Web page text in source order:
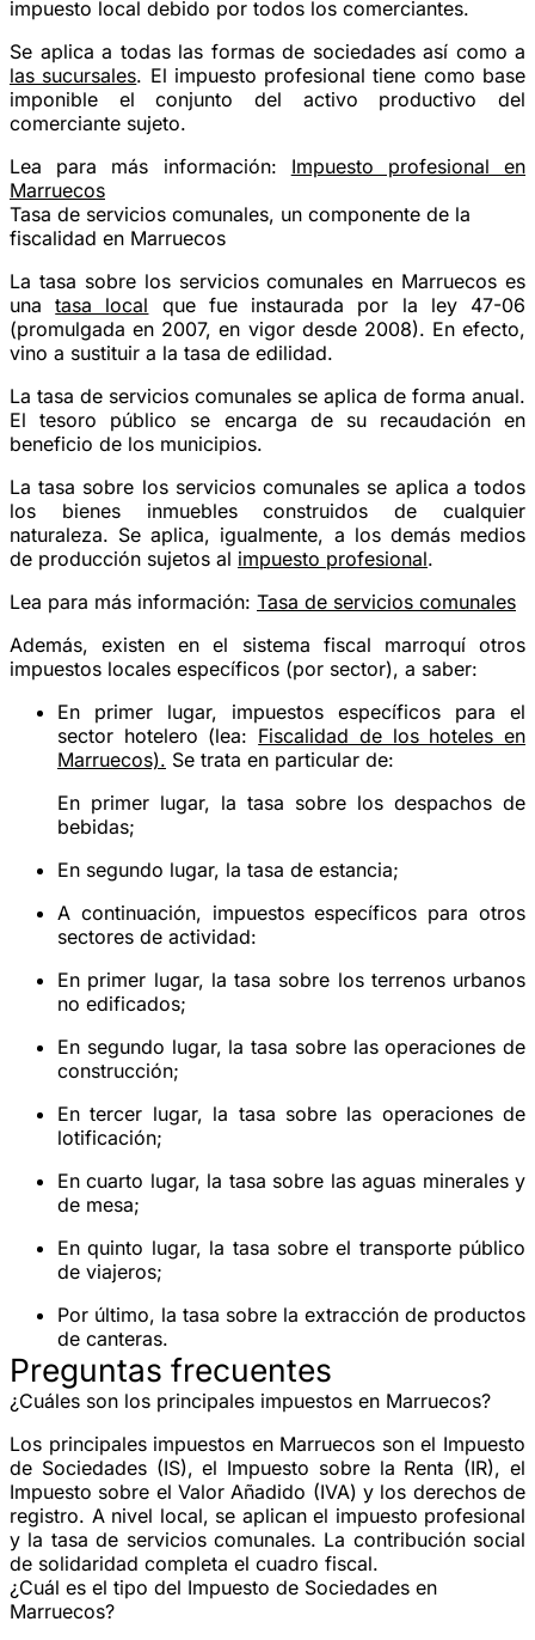
impuesto local debido por todos los comerciantes.
Se aplica a todas las formas de sociedades así como a
las sucursales. El impuesto profesional tiene como base
imponible el conjunto del activo productivo del
comerciante sujeto.
Lea para más información: Impuesto profesional en
Marruecos
Tasa de servicios comunales, un componente de la
fiscalidad en Marruecos
La tasa sobre los servicios comunales en Marruecos es
unatasa local que fue instaurada por la ley 47-06
(promulgada en 2007, en vigor desde 2008). En efecto,
vino a sustituir a la tasa de edilidad.
La tasa de servicios comunales se aplica de forma anual.
El tesoro público se encarga de su recaudación en
beneficio de los municipios.
La tasa sobre los servicios comunales se aplica a todos
los bienes inmuebles construidos de cualquier
naturaleza. Se aplica, igualmente, a los demás medios
de producción sujetos al impuesto profesional.
Lea para más información: Tasa de servicios comunales
Además, existen en el sistema fiscal marroquí otros
impuestos locales específicos (por sector), a saber:
En primer lugar, impuestos específicos para el
sector hotelero (lea: Fiscalidad de los hoteles en
Marruecos). Se trata en particular de:
En primer lugar, la tasa sobre los despachos de
bebidas;
En segundo lugar, la tasa de estancia;
A continuación, impuestos específicos para otros
sectores de actividad:
En primer lugar, la tasa sobre los terrenos urbanos
no edificados;
En segundo lugar, la tasa sobre las operaciones de
construcción;
En tercer lugar, la tasa sobre las operaciones de
lotificación;
En cuarto lugar, la tasa sobre las aguas minerales y
de mesa;
En quinto lugar, la tasa sobre el transporte público
de viajeros;
Por último, la tasa sobre la extracción de productos
de canteras.
Preguntas frecuentes
¿Cuáles son los principales impuestos en Marruecos?
Los principales impuestos en Marruecos son el Impuesto
de Sociedades (IS), el Impuesto sobre la Renta (IR), el
Impuesto sobre el Valor Añadido (IVA) y los derechos de
registro. A nivel local, se aplican el impuesto profesional
y la tasa de servicios comunales. La contribución social
de solidaridad completa el cuadro fiscal.
¿Cuál es el tipo del Impuesto de Sociedades en
Marruecos?